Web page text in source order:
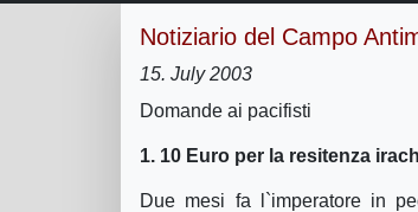
Notiziario del Campo
15. July 2003
Domande ai pacifisti
1. 10 Euro per la resitenza
Due mesi fa l`imperatore in